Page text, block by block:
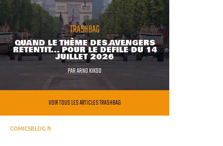
TRASHBAG
QUAND LE THÈME DES AVENGERS
RETENTIT... POUR LE DÉFILÉ DU 14
JUILLET 2026
PARARNO KIKOO
VOIR TOUS LES ARTICLES TRASHBAG
COMICSBLOG.fr